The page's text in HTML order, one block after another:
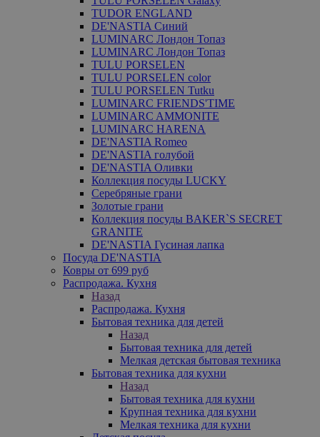
TUDOR ENGLAND
DE'NASTIA Синий
LUMINARC Лондон Топаз
LUMINARC Лондон Топаз
TULU PORSELEN
TULU PORSELEN color
TULU PORSELEN Tutku
LUMINARC FRIENDS'TIME
LUMINARC AMMONITE
LUMINARC HARENA
DE'NASTIA Romeo
DE'NASTIA голубой
DE'NASTIA Оливки
Коллекция посуды LUCKY
Серебряные грани
Золотые грани
Коллекция посуды BAKER`S SECRET
GRANITE
DE'NASTIA Гусиная лапка
Посуда DE'NASTIA
Ковры от 699 руб
Распродажа. Кухня
Назад
Распродажа. Кухня
Бытовая техника для детей
Назад
Бытовая техника для детей
Мелкая детская бытовая техника
Бытовая техника для кухни
Назад
Бытовая техника для кухни
Крупная техника для кухни
Мелкая техника для кухни